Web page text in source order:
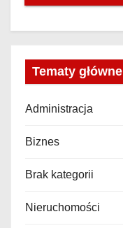
Tematy główne
Administracja
Biznes
Brak kategorii
Nieruchomości